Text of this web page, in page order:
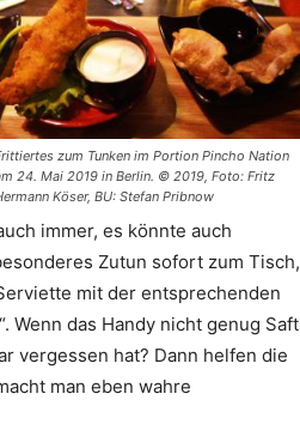
zum Tunken im Portion Pincho Nation
24. Mai 2019 in Berlin. © 2019, Foto: Fritz
Köser, BU: Stefan Pribnow
immer, es könnte auch
Zutun sofort zum Tisch,
mit der entsprechenden
Wenn das Handy nicht genug Saft
vergessen hat? Dann helfen die
man eben wahre